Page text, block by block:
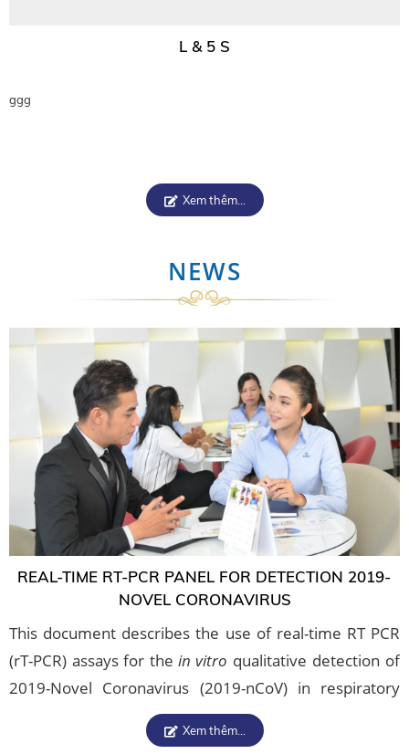
L & 5 S
ggg
Xem thêm...
NEWS
REAL-TIME RT-PCR PANEL FOR DETECTION 2019-
NOVEL CORONAVIRUS
This document describes the use of real-time RT PCR
(rT-PCR) assays for the in vitro qualitative detection of
2019-Novel Coronavirus (2019-nCoV) in respiratory
specimens and sera. The 2019-nCoV primer and
probe sets are designed for the universal detection of
Xem thêm...